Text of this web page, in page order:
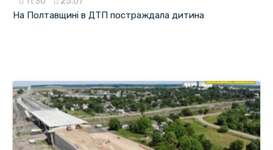
На Полтавщині в ДТП постраждала дитина